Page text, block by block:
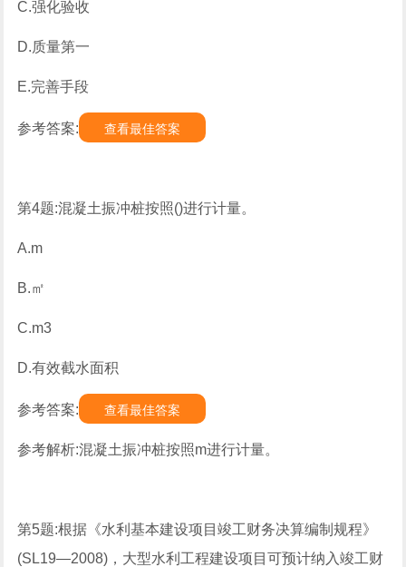
C.强化验收
D.质量第一
E.完善手段
参考答案: 查看最佳答案
第4题:混凝土振冲桩按照()进行计量。
A.m
B.㎡
C.m3
D.有效截水面积
参考答案: 查看最佳答案
参考解析:混凝土振冲桩按照m进行计量。
第5题:根据《水利基本建设项目竣工财务决算编制规程》
(SL19—2008)，大型水利工程建设项目可预计纳入竣工财